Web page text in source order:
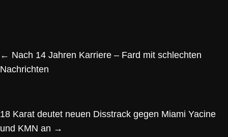
← Nach 14 Jahren Karriere – Fard mit schlechten
Nachrichten
18 Karat deutet neuen Disstrack gegen Miami Yacine
und KMN an →